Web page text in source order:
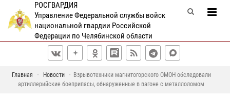
РОСГВАРДИЯ
Управление Федеральной службы войск
национальной гвардии Российской
Федерации по Челябинской области
Главная Новости
Взрывотехники магнитогорского ОМОН обследовали
артиллерийские боеприпасы, обнаруженные в вагоне с металлоломом